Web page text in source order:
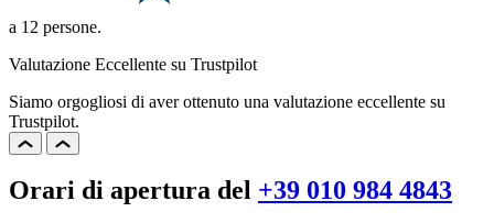
a 12 persone.
Valutazione Eccellente su Trustpilot
Siamo orgogliosi di aver ottenuto una valutazione eccellente su
Trustpilot.
Orari di apertura del +39 010 984 4843